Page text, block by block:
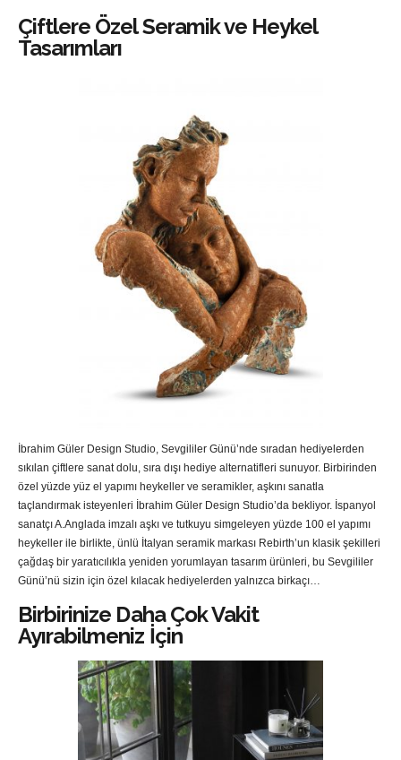
Çiftlere Özel Seramik ve Heykel
Tasarımları
İbrahim Güler Design Studio, Sevgililer Günü’nde sıradan hediyelerden
sıkılan çiftlere sanat dolu, sıra dışı hediye alternatifleri sunuyor. Birbirinden
özel yüzde yüz el yapımı heykeller ve seramikler, aşkını sanatla
taçlandırmak isteyenleri İbrahim Güler Design Studio’da bekliyor. İspanyol
sanatçı A.Anglada imzalı aşkı ve tutkuyu simgeleyen yüzde 100 el yapımı
heykeller ile birlikte, ünlü İtalyan seramik markası Rebirth’un klasik şekilleri
çağdaş bir yaratıcılıkla yeniden yorumlayan tasarım ürünleri, bu Sevgililer
Günü’nü sizin için özel kılacak hediyelerden yalnızca birkaçı…
Birbirinize Daha Çok Vakit
Ayırabilmeniz İçin